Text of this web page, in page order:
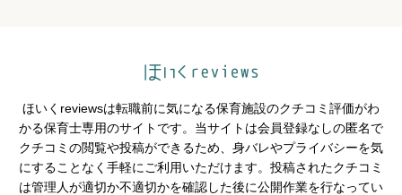
シフトの融通 必須
星の数をお選びください 
ほいくreviewsは転職前に気になる保育施設のクチコミ評価がわ
かる保育士専用のサイトです。当サイトは会員登録なしの匿名で
クチコミの閲覧や投稿ができるため、身バレやプライバシーを気
にすることなく手軽にご利用いただけます。投稿されたクチコミ
は管理人が適切か不適切かを確認した後に公開作業を行なってい